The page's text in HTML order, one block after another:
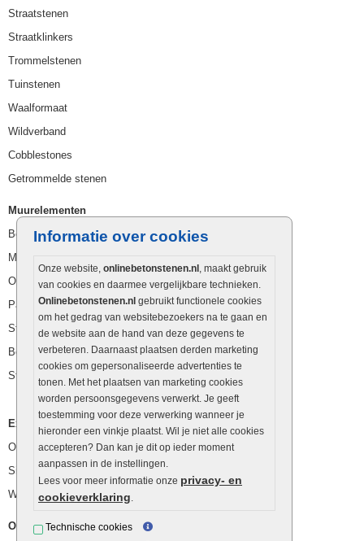
Informatie over cookies
Onze website, onlinebetonstenen.nl , maakt gebruik
van cookies en daarmee vergelijkbare technieken.
Onlinebetonstenen.nl gebruikt functionele cookies
om het gedrag van websitebezoekers na te gaan en
de website aan de hand van deze gegevens te
verbeteren. Daarnaast plaatsen derden marketing
cookies om gepersonaliseerde advertenties te
tonen. Met het plaatsen van marketing cookies
worden persoonsgegevens verwerkt. Je geeft
toestemming voor deze verwerking wanneer je
hieronder een vinkje plaatst. Wil je niet alle cookies
accepteren? Dan kan je dit op ieder moment
aanpassen in de instellingen.
Lees voor meer informatie onze privacy- en
cookieverklaring.
Technische cookies
Straatstenen
Straatklinkers
Trommelstenen
Tuinstenen
Waalformaat
Wildverband
Cobblestones
Getrommelde stenen
Muurelementen
Betonbielzen
Muurstenen
Opsluitbanden
Palissaden
Stapelblokken
Betonblokken
Stapelstenen
Extra benodigdheden
Ophoogzand
Siergrind en siersplit
Waterafvoer
Overig